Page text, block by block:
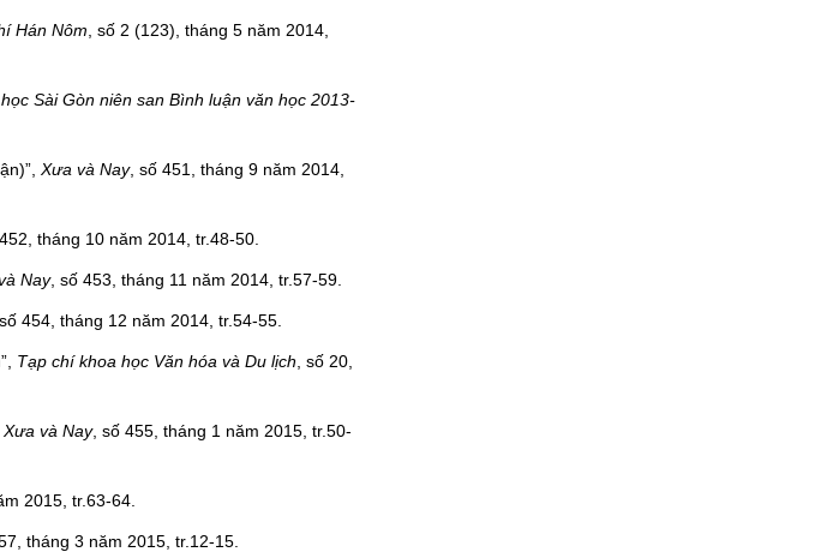
Hán Nôm , số 2 (123), tháng 5 năm 2014,
Sài Gòn niên san Bình luận văn học 2013-
Xưa và Nay, số 451, tháng 9 năm 2014,
tháng 10 năm 2014, tr.48-50.
Nay, số 453, tháng 11 năm 2014, tr.57-59.
454, tháng 12 năm 2014, tr.54-55.
Tạp chí khoa học Văn hóa và Du lịch , số 20,
Xưa và Nay, số 455, tháng 1 năm 2015, tr.50-
2015, tr.63-64.
tháng 3 năm 2015, tr.12-15.